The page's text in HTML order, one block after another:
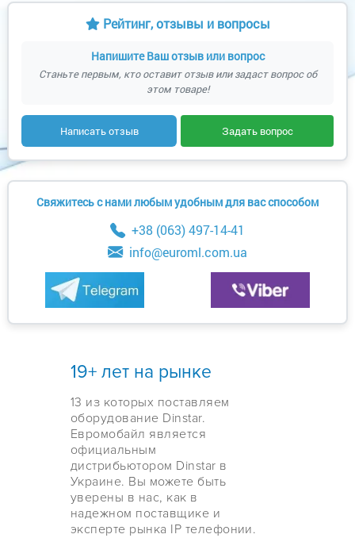
Рейтинг, отзывы и вопросы
Напишите Ваш отзыв или вопрос
Станьте первым, кто оставит отзыв или задаст вопрос об
этом товаре!
Написать отзыв Задать вопрос
Свяжитесь с нами любым удобным для вас способом
+38 (063) 497-14-41
info@euroml.com.ua
19+ лет на рынке
13 из которых поставляем
оборудование Dinstar.
Евромобайл является
официальным
дистрибьютором Dinstar в
Украине. Вы можете быть
уверены в нас, как в
надежном поставщике и
эксперте рынка IP телефонии.